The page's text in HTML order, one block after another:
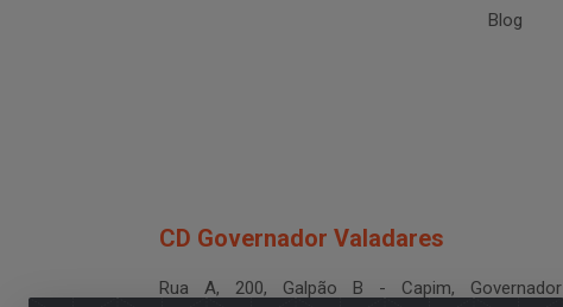
Blog
CD Governador Valadares
Rua A, 200, Galpão B - Capim, Governador